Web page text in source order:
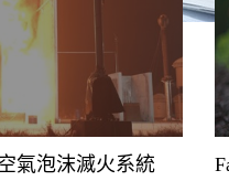
氣泡沫滅火系統